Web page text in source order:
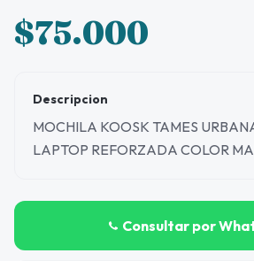
$75.000
Descripcion
MOCHILA KOOSK TAMES
LAPTOP REFORZADA COLOR
Consultar por